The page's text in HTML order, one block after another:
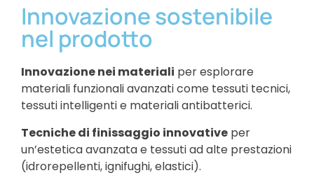
Innovazione sostenibile
nel prodotto
Innovazione nei materiali per esplorare
materiali funzionali avanzati come tessuti tecnici,
tessuti intelligenti e materiali antibatterici.
Tecniche di finissaggio innovative per
un’estetica avanzata e tessuti ad alte prestazioni
(idrorepellenti, ignifughi, elastici).